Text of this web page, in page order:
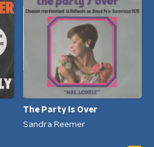
The Party Is Over
Sandra Reemer